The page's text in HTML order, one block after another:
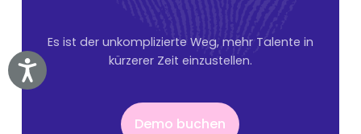
Accessibility
Es ist der unkomplizierte Weg, mehr Talente in
kürzerer Zeit einzustellen.
Demo buchen
Demo buchen